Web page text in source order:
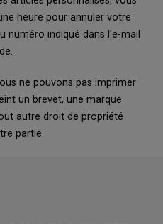
heure pour annuler votre
numéro indiqué dans l'e-mail
ne pouvons pas imprimer
un brevet, une marque
autre droit de propriété
partie.